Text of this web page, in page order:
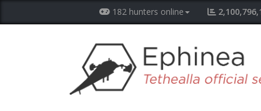
182 hunters online